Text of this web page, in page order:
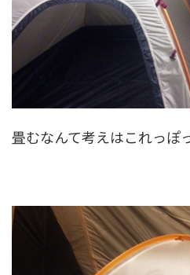
畳むなんて考えはこれっぽ